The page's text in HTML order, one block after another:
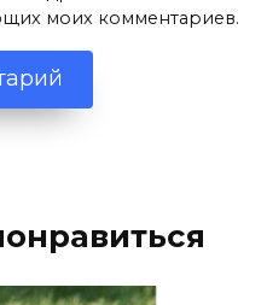
моих комментариев.